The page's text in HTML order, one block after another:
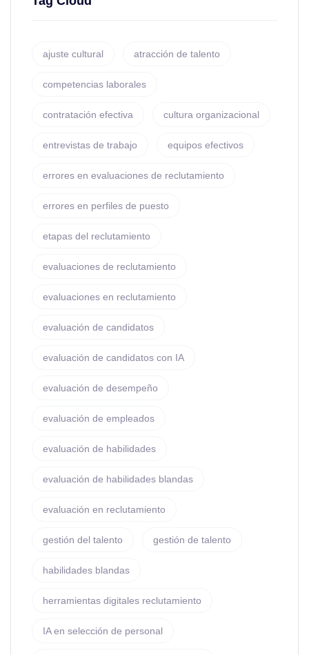
ajuste cultural atracción de talento
competencias laborales
contratación efectiva cultura organizacional
entrevistas de trabajo equipos efectivos
errores en evaluaciones de reclutamiento
errores en perfiles de puesto
etapas del reclutamiento
evaluaciones de reclutamiento
evaluaciones en reclutamiento
evaluación de candidatos
evaluación de candidatos con IA
evaluación de desempeño
evaluación de empleados
evaluación de habilidades
evaluación de habilidades blandas
evaluación en reclutamiento
gestión del talento gestión de talento
habilidades blandas
herramientas digitales reclutamiento
IA en selección de personal